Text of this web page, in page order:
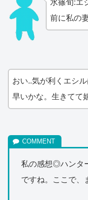
水篠旬:エ
前に私の
おい..気が利くエシ
早いかな。生きてて
私の感想◎ハンタ
ですね。ここで、